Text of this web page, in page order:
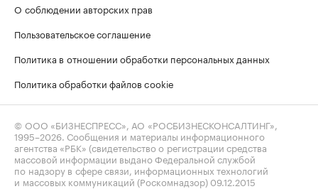
О соблюдении авторских прав
Пользовательское соглашение
Политика в отношении обработки персональных данных
Политика обработки файлов cookie
© ООО «БИЗНЕСПРЕСС», АО «РОСБИЗНЕСКОНСАЛТИНГ»,
1995–2026 . Сообщения и материалы информационного
агентства «РБК» (свидетельство о регистрации средства
массовой информации выдано Федеральной службой
по надзору в сфере связи, информационных технологий
и массовых коммуникаций (Роскомнадзор) 09.12.2015